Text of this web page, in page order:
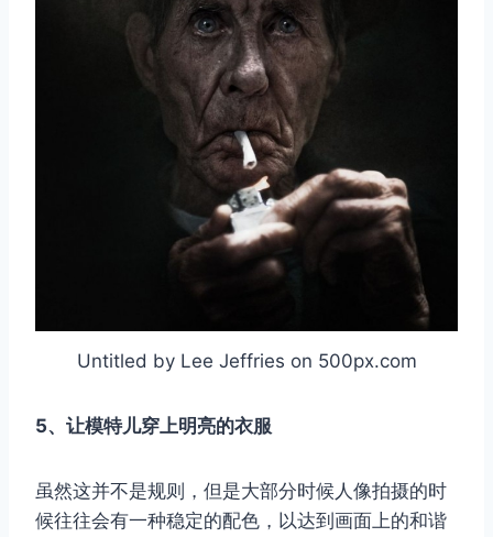
Untitled by Lee Jeffries on 500px.com
5、让模特儿穿上明亮的衣服
虽然这并不是规则，但是大部分时候人像拍摄的时
候往往会有一种稳定的配色，以达到画面上的和谐